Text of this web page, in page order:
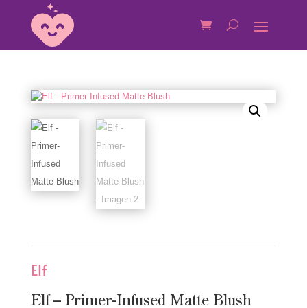
Elf
Elf – Primer-Infused Matte Blush